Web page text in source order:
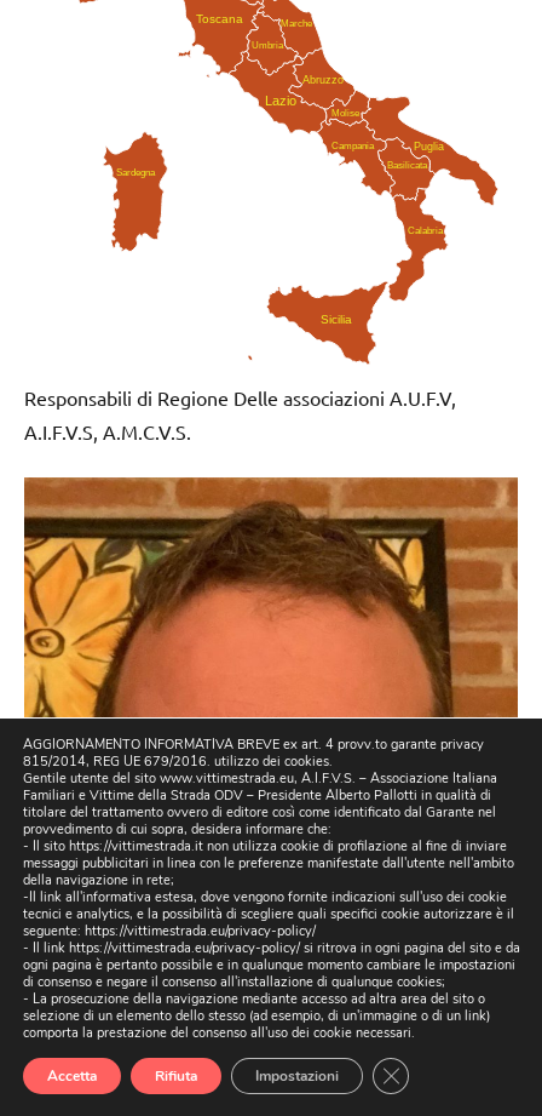
Abruzzo
Puglia
Basilicata
Calabria
Campania
Lazio
Marche
Molise
Sardegna
Sicilia
Toscana
Umbria
Responsabili di Regione Delle associazioni A.U.F.V,
A.I.F.V.S, A.M.C.V.S.
AGGIORNAMENTO INFORMATIVA BREVE ex art. 4 provv.to garante privacy
815/2014, REG UE 679/2016. utilizzo dei cookies.
Gentile utente del sito www.vittimestrada.eu, A.I.F.V.S. – Associazione Italiana
Familiari e Vittime della Strada ODV – Presidente Alberto Pallotti in qualità di
titolare del trattamento ovvero di editore così come identificato dal Garante nel
provvedimento di cui sopra, desidera informare che:
- Il sito https://vittimestrada.it non utilizza cookie di profilazione al fine di inviare
messaggi pubblicitari in linea con le preferenze manifestate dall'utente nell'ambito
della navigazione in rete;
-Il link all'informativa estesa, dove vengono fornite indicazioni sull'uso dei cookie
tecnici e analytics, e la possibilità di scegliere quali specifici cookie autorizzare è il
seguente: https://vittimestrada.eu/privacy-policy/
- Il link https://vittimestrada.eu/privacy-policy/ si ritrova in ogni pagina del sito e da
ogni pagina è pertanto possibile e in qualunque momento cambiare le impostazioni
di consenso e negare il consenso all'installazione di qualunque cookies;
- La prosecuzione della navigazione mediante accesso ad altra area del sito o
selezione di un elemento dello stesso (ad esempio, di un'immagine o di un link)
comporta la prestazione del consenso all'uso dei cookie necessari.
Accetta Rifiuta Impostazioni Close GDPR